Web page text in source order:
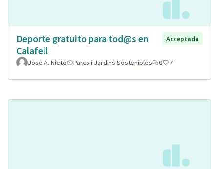
Deporte gratuito para tod@s en
Calafell
Acceptada
Jose A. Nieto Parcs i Jardins Sostenibles 0 7